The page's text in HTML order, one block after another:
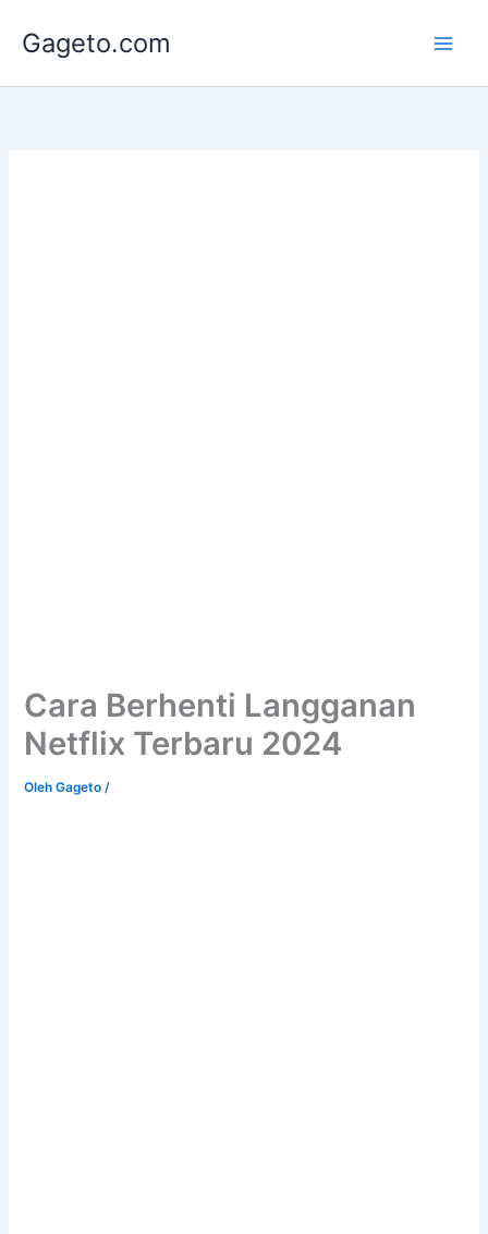
Gageto.com
Cara Berhenti Langganan
Netflix Terbaru 2024
OlehGageto/